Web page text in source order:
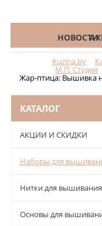
КАТАЛОГНОВОСТИ
Kuzina.by
М.П. Студия
Жар-птица: Вышивка
КАТАЛОГ
АКЦИИ И СКИДКИ
Наборы для
Нитки для вышивания
Основы для